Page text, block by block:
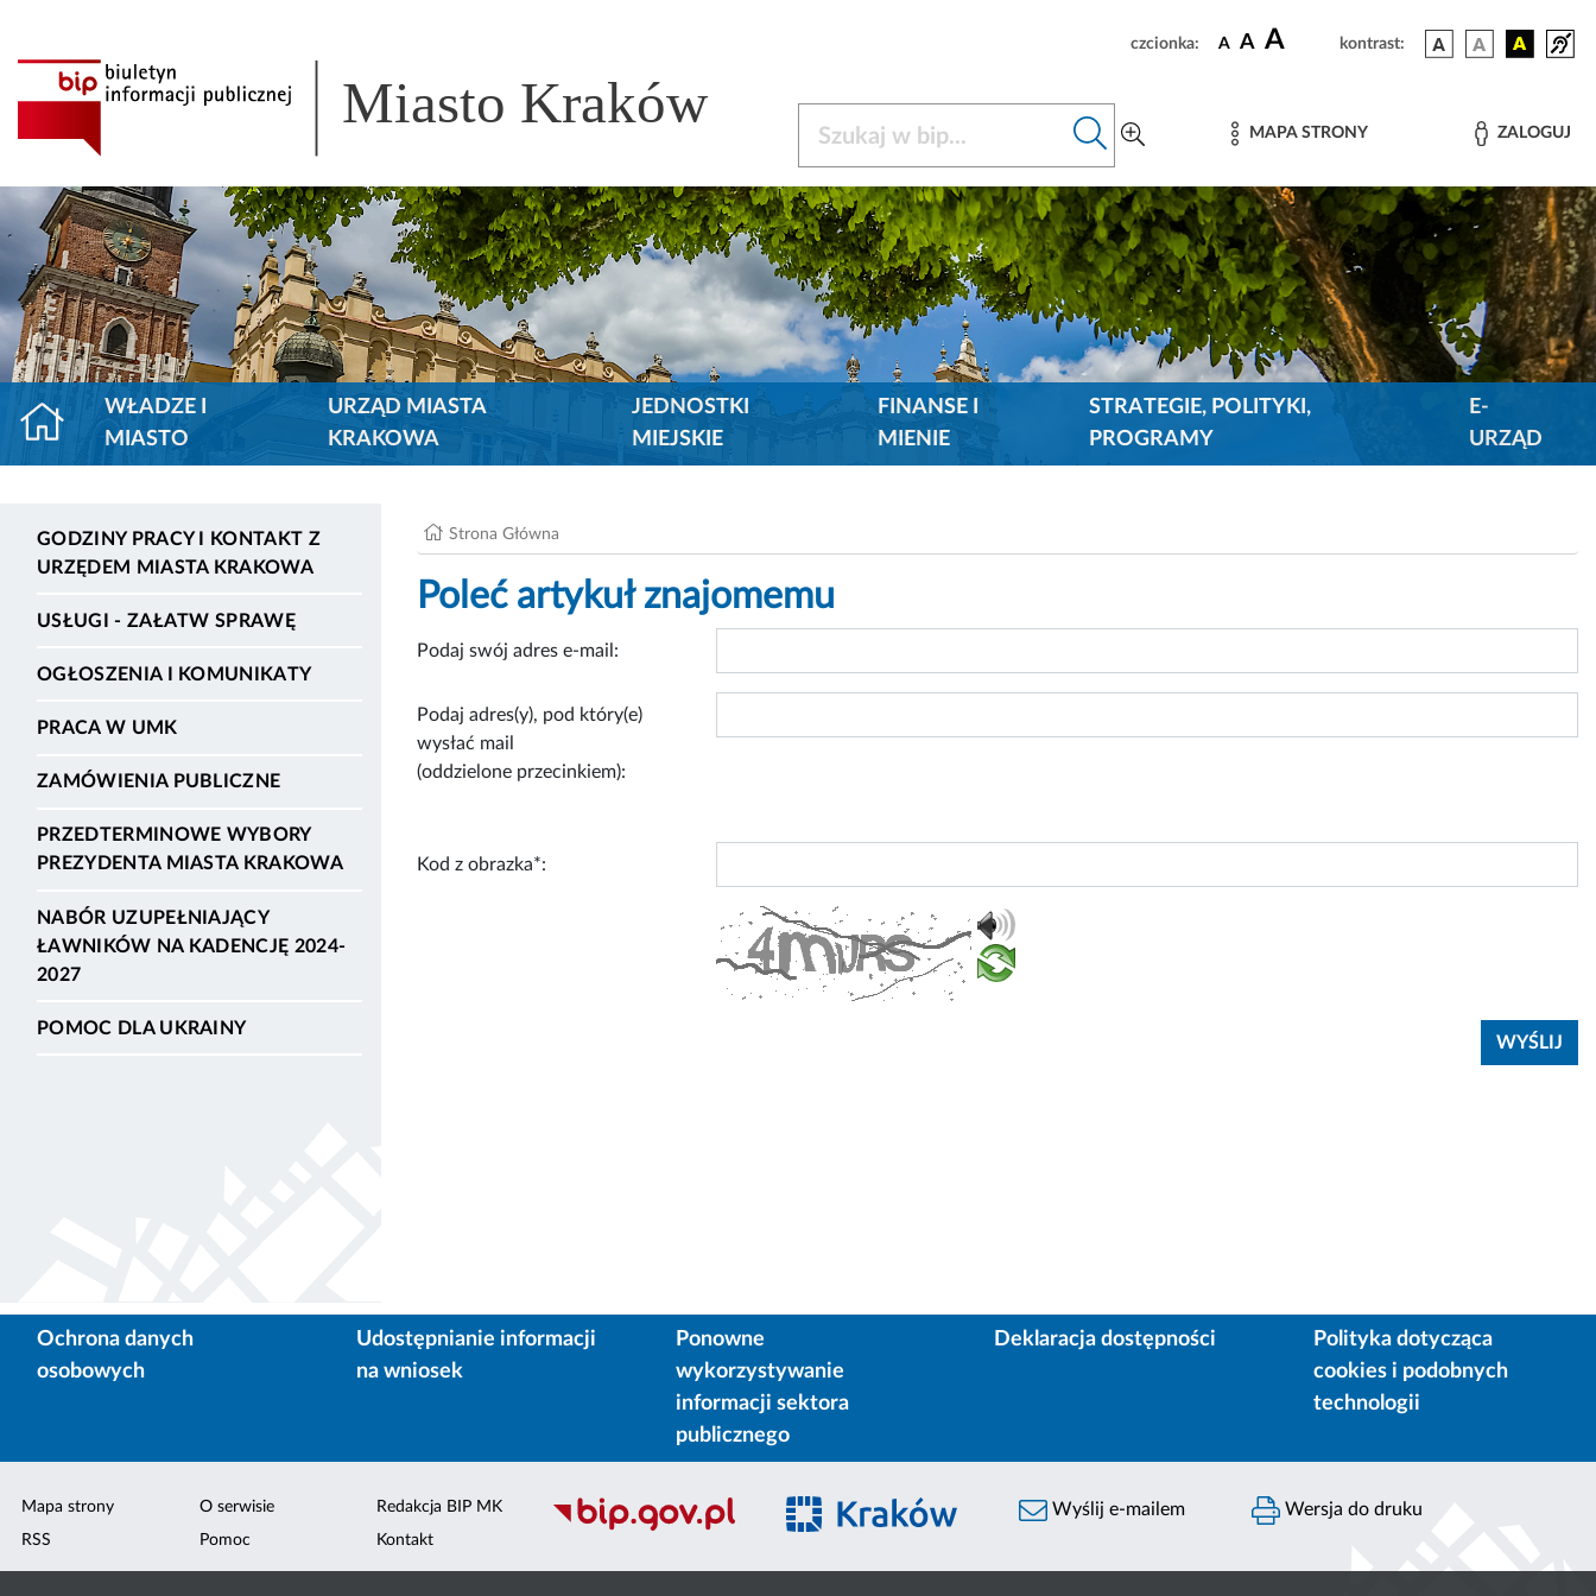
czcionka: A A A kontrast:
Miasto Kraków MAPA STRONY ZALOGUJ
WŁADZE I
MIASTO
URZĄD MIASTA
KRAKOWA
JEDNOSTKI
MIEJSKIE
FINANSE I
MIENIE
STRATEGIE, POLITYKI,
PROGRAMY
E-
URZĄD
GODZINY PRACY I KONTAKT Z
URZĘDEM MIASTA KRAKOWA
USŁUGI - ZAŁATW SPRAWĘ
OGŁOSZENIA I KOMUNIKATY
PRACA W UMK
ZAMÓWIENIA PUBLICZNE
PRZEDTERMINOWE WYBORY
PREZYDENTA MIASTA KRAKOWA
NABÓR UZUPEŁNIAJĄCY
ŁAWNIKÓW NA KADENCJĘ 2024-
2027
POMOC DLA UKRAINY
Strona Główna
Poleć artykuł znajomemu
Podaj swój adres e-mail:
Podaj adres(y), pod który(e)
wysłać mail
(oddzielone przecinkiem):
Kod z obrazka*:
Ochrona danych
osobowych
Udostępnianie informacji
na wniosek
Ponowne
wykorzystywanie
informacji sektora
publicznego
Deklaracja dostępności
Polityka dotycząca
cookies i podobnych
technologii
Mapa strony
RSS
O serwisie
Pomoc
Redakcja BIP MK
Kontakt
Wyślij e-mailem Wersja do druku